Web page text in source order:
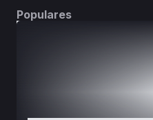
Populares